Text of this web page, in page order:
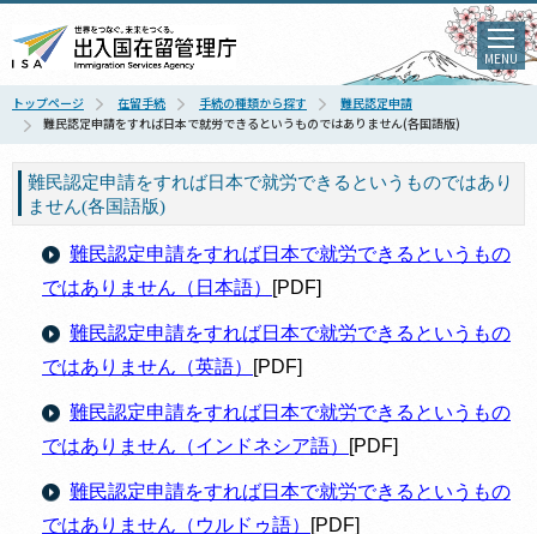
MENU
トップページ 在留手続 手続の種類から探す
難民認定申請
難民認定申請をすれば日本で就労できるというものではありません(各国語版)
難民認定申請をすれば日本で就労できるというものではあり
ません(各国語版)
難民認定申請をすれば日本で就労できるというもの
ではありません（日本語）
[PDF]
難民認定申請をすれば日本で就労できるというもの
ではありません（英語）
[PDF]
難民認定申請をすれば日本で就労できるというもの
ではありません（インドネシア語）
[PDF]
難民認定申請をすれば日本で就労できるというもの
ではありません（ウルドゥ語）
[PDF]